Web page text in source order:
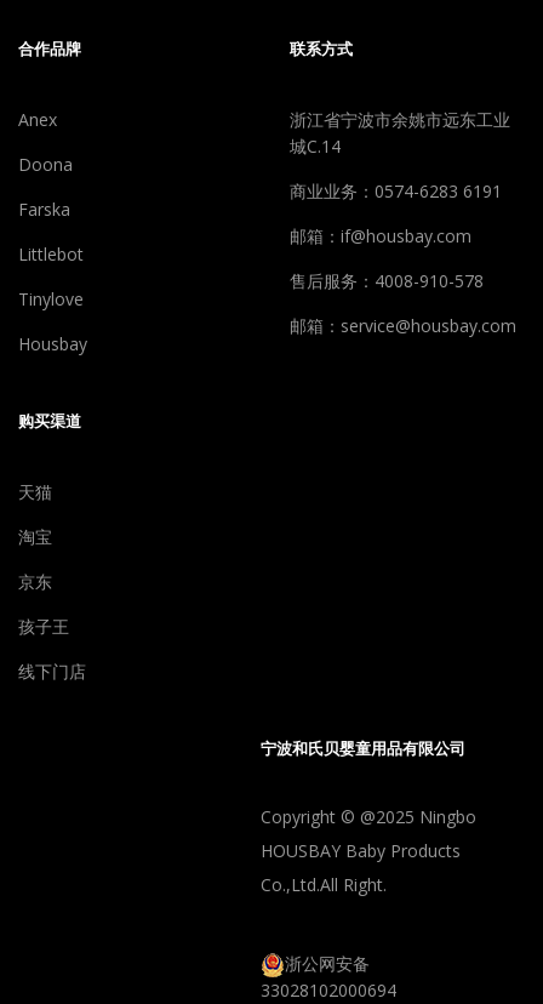
合作品牌
Anex
Doona
Farska
Littlebot
Tinylove
Housbay
联系方式
浙江省宁波市余姚市远东工业
城C.14
商业业务：0574-6283 6191
邮箱：if@housbay.com
售后服务：4008-910-578
邮箱：service@housbay.com
购买渠道
天猫
淘宝
京东
孩子王
线下门店
宁波和氏贝婴童用品有限公司
Copyright © @2025 Ningbo
HOUSBAY Baby Products
Co.,Ltd.All Right.
浙公网安备
33028102000694